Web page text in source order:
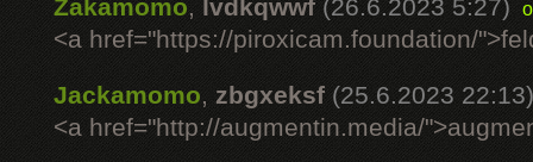
Zakamomo, lvdkqwwf (26.6.2023 5:27)
<a href="https://piroxicam.foundation/
Jackamomo, zbgxeksf (25.6.2023 22:13)
<a href="http://augmentin.media/